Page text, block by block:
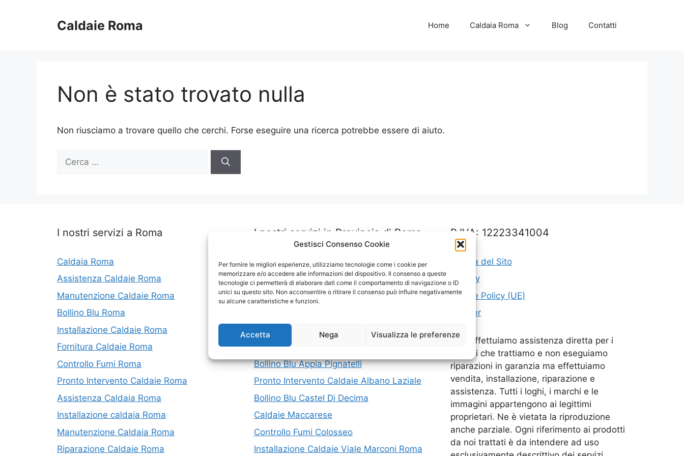
Gestisci Consenso Cookie
Per fornire le migliori esperienze, utilizziamo tecnologie come i cookie per
memorizzare e/o accedere alle informazioni del dispositivo. Il consenso a queste
tecnologie ci permetterà di elaborare dati come il comportamento di navigazione o ID
unici su questo sito. Non acconsentire o ritirare il consenso può influire negativamente
su alcune caratteristiche e funzioni.
Accetta Nega Visualizza le preferenze
Caldaie Roma Home Caldaia Roma Blog Contatti
Non è stato trovato nulla
Non riusciamo a trovare quello che cerchi. Forse eseguire una ricerca potrebbe essere di aiuto.
per:
I nostri servizi a Roma
Caldaia Roma
Assistenza Caldaie Roma
Manutenzione Caldaie Roma
Bollino Blu Roma
Installazione Caldaie Roma
Fornitura Caldaie Roma
Controllo Fumi Roma
Pronto Intervento Caldaie Roma
Assistenza Caldaia Roma
Installazione caldaia Roma
Manutenzione Caldaia Roma
Riparazione Caldaie Roma
I nostri servizi in Provincia di Roma
Caldaie Tivoli Terme
Assistenza Caldaie Piazza Mazzini Roma
Bollino Blu Arco Di Travertino
Fornitura Caldaie Piazza Vittorio Roma
Pronto Intervento Caldaie Laurentina
Bollino Blu Appia Pignatelli
Pronto Intervento Caldaie Albano Laziale
Bollino Blu Castel Di Decima
Caldaie Maccarese
Controllo Fumi Colosseo
Installazione Caldaie Viale Marconi Roma
P.IVA: 12223341004
Mappa del Sito
Privacy
Cookie Policy (UE)
Partner
Non effettuiamo assistenza diretta per i
marchi che trattiamo e non eseguiamo
riparazioni in garanzia ma effettuiamo
vendita, installazione, riparazione e
assistenza. Tutti i loghi, i marchi e le
immagini appartengono ai legittimi
proprietari. Ne è vietata la riproduzione
anche parziale. Ogni riferimento ai prodotti
da noi trattati è da intendere ad uso